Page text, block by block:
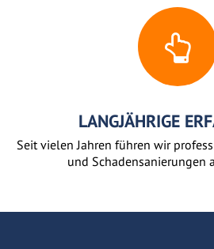
LANGJÄHRIGE
Seit vielen Jahren führen wir
und Schadensanierungen